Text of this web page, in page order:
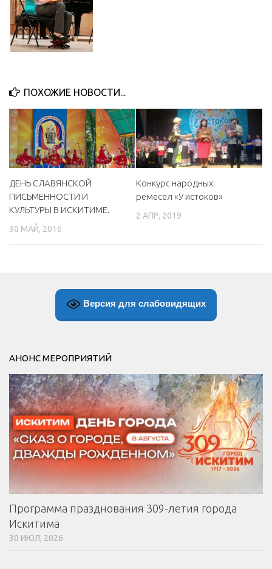
ПОХОЖИЕ НОВОСТИ...
ДЕНЬ СЛАВЯНСКОЙ
ПИСЬМЕННОСТИ И
КУЛЬТУРЫ В ИСКИТИМЕ.
30 МАЙ, 2016
Конкурс народных
ремесел «У истоков»
2 АПР, 2019
Версия для слабовидящих
АНОНС МЕРОПРИЯТИЙ
Программа празднования 309-летия города
Искитима
30 ИЮЛ, 2026